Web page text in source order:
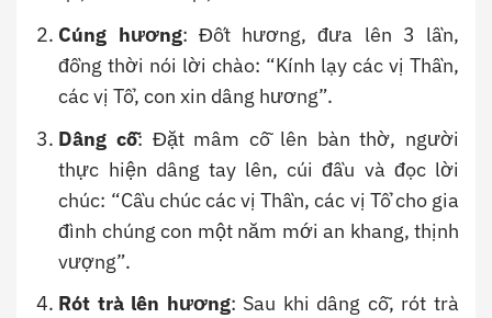
Cúng hương: Đốt hương, đưa lên 3 lần,
đồng thời nói lời chào: “Kính lạy các vị Thần,
các vị Tổ, con xin dâng hương”.
Dâng cỗ: Đặt mâm cỗ lên bàn thờ, người
thực hiện dâng tay lên, cúi đầu và đọc lời
chúc: “Cầu chúc các vị Thần, các vị Tổ cho gia
đình chúng con một năm mới an khang, thịnh
vượng”.
Rót trà lên hương: Sau khi dâng cỗ, rót trà